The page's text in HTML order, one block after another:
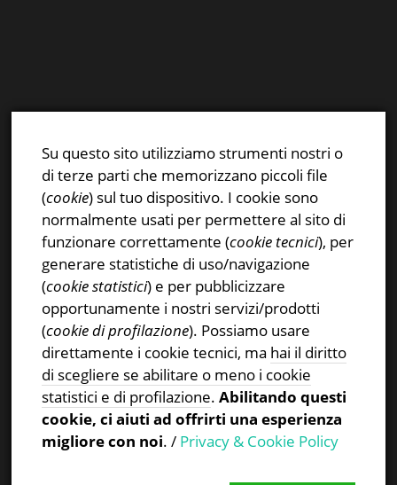
Instagram
Privacy & Cookies Policy
CERCA NEL SITO
Ricerca
Su questo sito utilizziamo strumenti nostri o
di terze parti che memorizzano piccoli file
(cookie) sul tuo dispositivo. I cookie sono
normalmente usati per permettere al sito di
funzionare correttamente (cookie tecnici), per
generare statistiche di uso/navigazione
(cookie statistici) e per pubblicizzare
opportunamente i nostri servizi/prodotti
(cookie di profilazione). Possiamo usare
direttamente i cookie tecnici, ma hai il diritto
di scegliere se abilitare o meno i cookie
statistici e di profilazione.Abilitando questi
cookie, ci aiuti ad offrirti una esperienza
migliore con noi. / Privacy & Cookie Policy